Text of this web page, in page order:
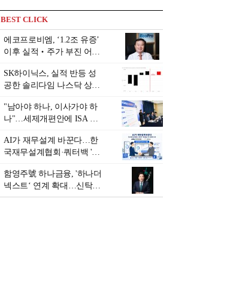
BEST CLICK
에코프로비엠, ‘1.2조 유증’
이후 실적‧주가 부진 어쩌
SK하이닉스, 실적 반등 성
공한 솔리다임 나스닥 상장
"남아야 하나, 이사가야 하
나"…세제개편안에 ISA 투
AI가 재무설계 바꾼다…한
국재무설계협회·쿼터백 '베
함영주號 하나금융, '하나더
넥스트‘ 연계 확대…신탁수
수료 2배 증가 효과 [금융 시